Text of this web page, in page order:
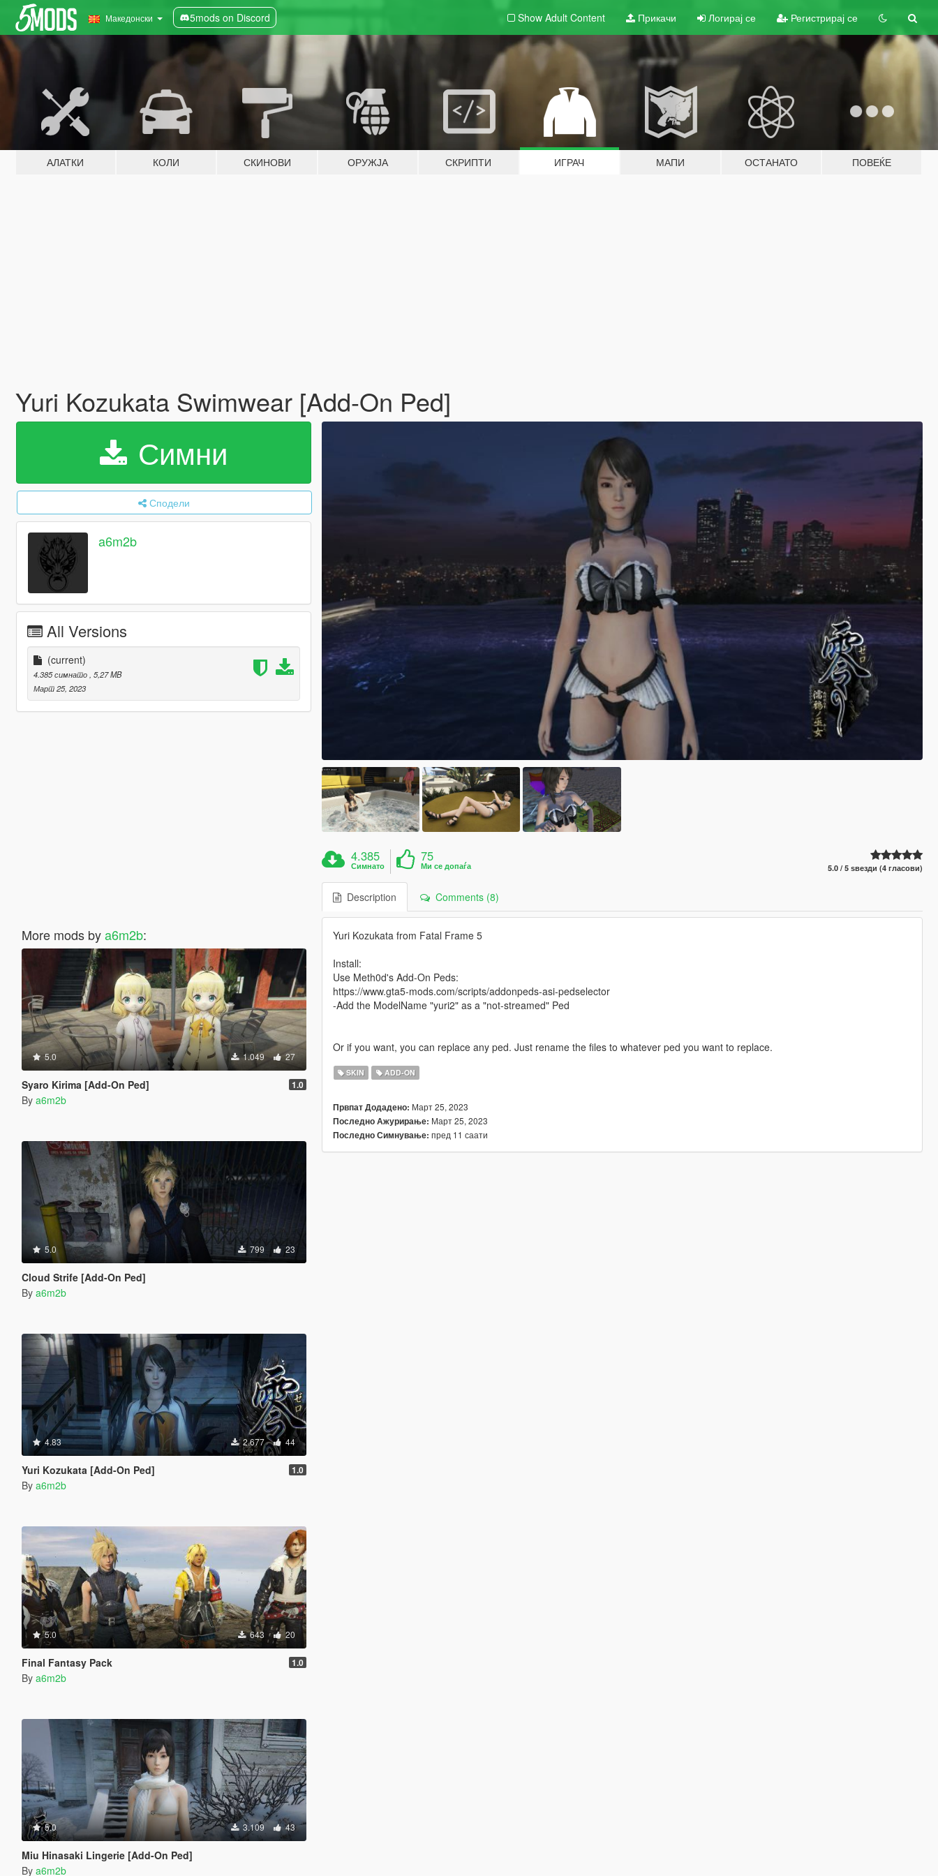
Македонски 5mods on Discord Show Adult Content Прикачи Логирај се Регистрирај се
АЛАТКИ КОЛИ СКИНОВИ ОРУЖЈА СКРИПТИ ИГРАЧ МАПИ ОСТАНАТО ПОВЕЌЕ
Yuri Kozukata Swimwear [Add-On Ped]
Симни
Сподели
a6m2b
All Versions
(current)
4.385 симнато , 5,27 MB
Март 25, 2023
More mods bya6m2b:
5.0 1.049 27
Syaro Kirima [Add-On Ped] 1.0
By a6m2b
5.0 799 23
Cloud Strife [Add-On Ped]
By a6m2b
4.83 2.677 44
Yuri Kozukata [Add-On Ped] 1.0
By a6m2b
5.0 643 20
Final Fantasy Pack 1.0
By a6m2b
5.0 3.109 43
Miu Hinasaki Lingerie [Add-On Ped]
By a6m2b
4.385
Симнато
75
Ми се допаѓа 5.0 / 5 ѕвезди (4 гласови)
Description Comments (8)
Yuri Kozukata from Fatal Frame 5
Install:
Use Meth0d's Add-On Peds:
https://www.gta5-mods.com/scripts/addonpeds-asi-pedselector
-Add the ModelName "yuri2" as a "not-streamed" Ped
Or if you want, you can replace any ped. Just rename the files to whatever ped you want to replace.
SKIN ADD-ON
Првпат Додадено: Март 25, 2023
Последно Ажурирање: Март 25, 2023
Последно Симнување: пред 11 саати